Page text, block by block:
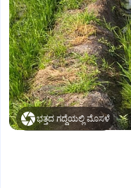
ಭತ್ತದ ಗದ್ದೆಯಲ್ಲಿ ಮೊಸಳೆ